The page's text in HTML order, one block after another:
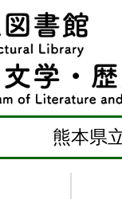
熊本県